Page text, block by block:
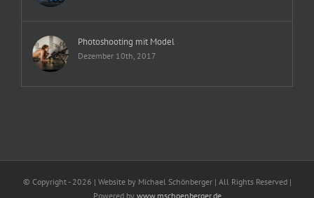
Photoshooting mit Model
Dezember 10th, 2017
© Copyright - 2026 | Website by Michael Schönberger | All Rights Reserved |
Powered by www.mschoenberger.de